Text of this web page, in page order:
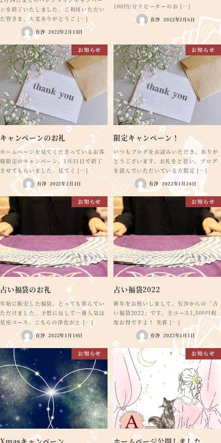
ンを終了いたしました。ご利用いただい
た皆さま、大変ありがとうご […]
有沙 2022年2月15日
100円/分リピーターのお […]
有沙 2022年2月6日
お知らせ
キャンペーンのお礼
ホームページを見てくださっているお客
様限定のキャンペーン、1月31日で終了
させてもらいました。見てく […]
有沙 2022年2月1日
お知らせ
限定キャンペーン！
いつもブログをお読みいただき、ありが
とうございます。お礼をと思い、ブログ
を読んでいただいている方限定 […]
有沙 2022年1月24日
お知らせ
占い福袋のお礼
年始に販売した福袋、とっても喜んでい
ただけました。予想に反して一番人気は
星座コース。こちらの浄化がと […]
有沙 2022年1月10日
お知らせ
占い福袋2022
新年をお祝いしまして、有沙からの「占
い福袋2022」です。全コース1,500円程
度お得ですよ！ 先着 […]
有沙 2022年1月1日
お知らせ
Xmasキャンペーン
お知らせ
ホームページ公開しました